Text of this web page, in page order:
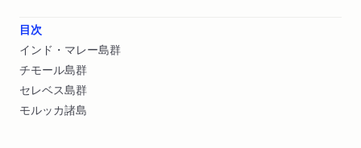
目次
インド・マレー島群
チモール島群
セレベス島群
モルッカ諸島